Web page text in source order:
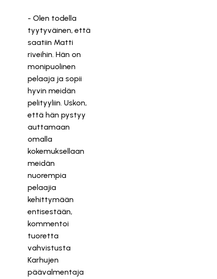
- Olen todella
tyytyväinen, että
saatiin Matti
riveihin. Hän on
monipuolinen
pelaaja ja sopii
hyvin meidän
pelityyliin. Uskon,
että hän pystyy
auttamaan
omalla
kokemuksellaan
meidän
nuorempia
pelaajia
kehittymään
entisestään,
kommentoi
tuoretta
vahvistusta
Karhujen
päävalmentaja